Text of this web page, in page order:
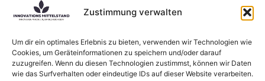
Zustimmung verwalten
Um dir ein optimales Erlebnis zu bieten, verwenden wir Technologien wie
Cookies, um Geräteinformationen zu speichern und/oder darauf
zuzugreifen. Wenn du diesen Technologien zustimmst, können wir Daten
wie das Surfverhalten oder eindeutige IDs auf dieser Website verarbeiten.
Impressum
Neueste Beiträge
KI-Sprachmodelle: Was sind eigentlich Large